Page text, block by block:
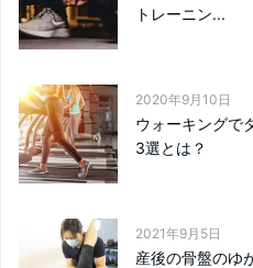
トレーニン...
2020年9月10日
ウォーキングで
3選とは？
2021年9月5日
産後の骨盤のゆ